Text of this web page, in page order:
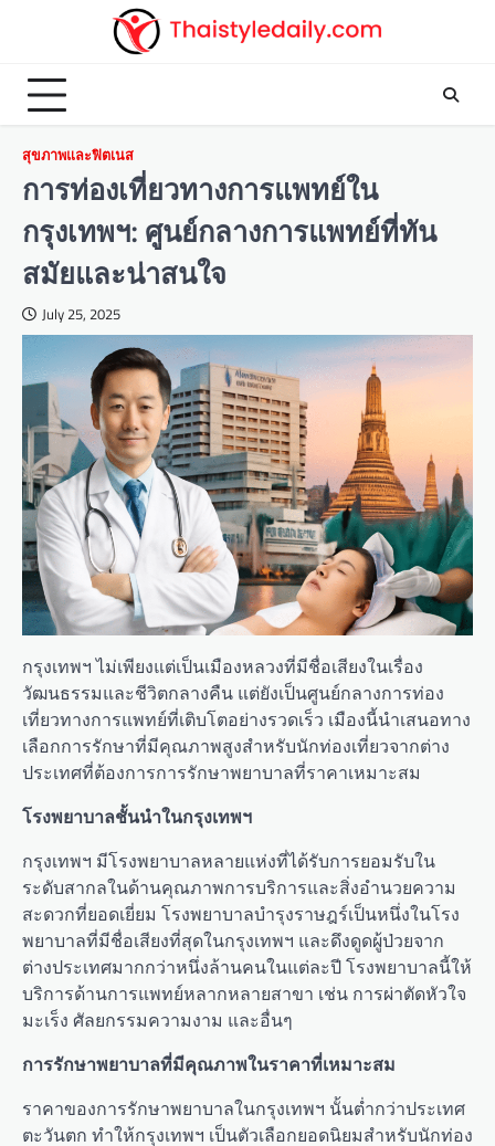
สุขภาพและฟิตเนส
การท่องเที่ยวทางการแพทย์ใน
กรุงเทพฯ: ศูนย์กลางการแพทย์ที่ทัน
สมัยและน่าสนใจ
July 25, 2025
กรุงเทพฯ ไม่เพียงแต่เป็นเมืองหลวงที่มีชื่อเสียงในเรื่อง
วัฒนธรรมและชีวิตกลางคืน แต่ยังเป็นศูนย์กลางการท่อง
เที่ยวทางการแพทย์ที่เติบโตอย่างรวดเร็ว เมืองนี้นำเสนอทาง
เลือกการรักษาที่มีคุณภาพสูงสำหรับนักท่องเที่ยวจากต่าง
ประเทศที่ต้องการการรักษาพยาบาลที่ราคาเหมาะสม
โรงพยาบาลชั้นนำในกรุงเทพฯ
กรุงเทพฯ มีโรงพยาบาลหลายแห่งที่ได้รับการยอมรับใน
ระดับสากลในด้านคุณภาพการบริการและสิ่งอำนวยความ
สะดวกที่ยอดเยี่ยม โรงพยาบาลบำรุงราษฎร์เป็นหนึ่งในโรง
พยาบาลที่มีชื่อเสียงที่สุดในกรุงเทพฯ และดึงดูดผู้ป่วยจาก
ต่างประเทศมากกว่าหนึ่งล้านคนในแต่ละปี โรงพยาบาลนี้ให้
บริการด้านการแพทย์หลากหลายสาขา เช่น การผ่าตัดหัวใจ
มะเร็ง ศัลยกรรมความงาม และอื่นๆ
การรักษาพยาบาลที่มีคุณภาพในราคาที่เหมาะสม
ราคาของการรักษาพยาบาลในกรุงเทพฯ นั้นต่ำกว่าประเทศ
ตะวันตก ทำให้กรุงเทพฯ เป็นตัวเลือกยอดนิยมสำหรับนักท่อง